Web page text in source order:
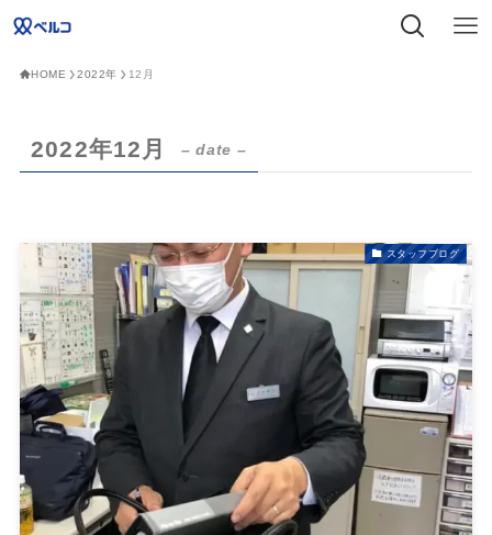
HOME 2022年 12月
2022年12月 – date –
スタッフブログ